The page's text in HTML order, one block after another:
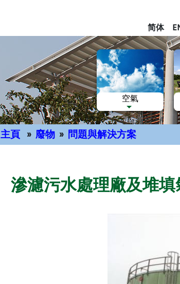
主
要
內
容
简体
空氣
主頁 廢物 問題與解決方案
滲濾污水處理廠及堆